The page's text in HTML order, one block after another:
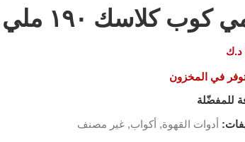
كوب كلاسك ١٩٠ ملي اسود
د.ك
في المخزون
للمفضّلة
أدوات القهوة, أكواب, غير مصنف